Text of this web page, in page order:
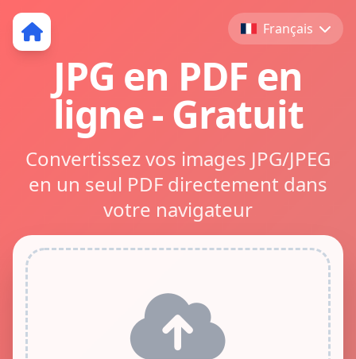
Français
JPG en PDF en
ligne - Gratuit
Convertissez vos images JPG/JPEG
en un seul PDF directement dans
votre navigateur